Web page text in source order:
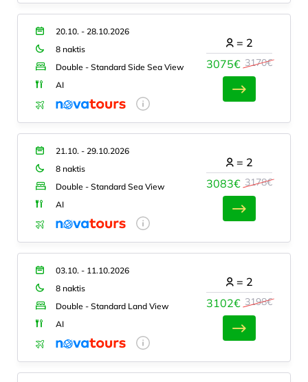
20.10. - 28.10.2026
8 naktis
Double - Standard Side Sea View
AI
3075€ 3170€
= 2
21.10. - 29.10.2026
8 naktis
Double - Standard Sea View
AI
3083€ 3178€
= 2
03.10. - 11.10.2026
8 naktis
Double - Standard Land View
AI
3102€ 3198€
= 2